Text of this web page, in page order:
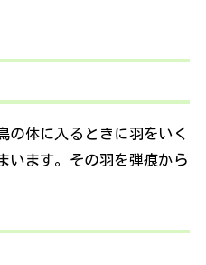
の体に入るときに羽をいく
います。その羽を弾痕から